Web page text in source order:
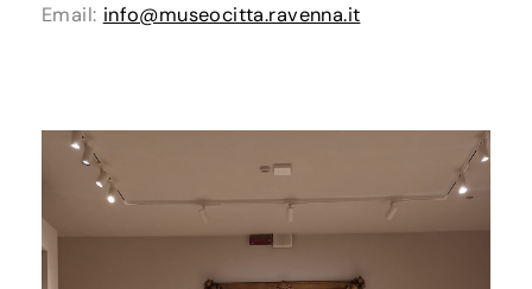
Email: info@museocitta.ravenna.it